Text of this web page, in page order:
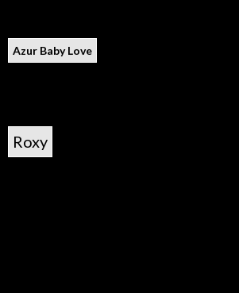
Azur Baby Love
Roxy